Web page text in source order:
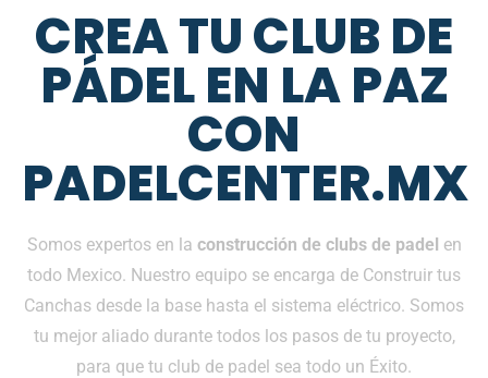
CREA TU CLUB DE
PÁDEL EN LA PAZ
CON
PADELCENTER.MX
Somos expertos en la construcción de clubs de padel en
todo Mexico. Nuestro equipo se encarga de Construir tus
Canchas desde la base hasta el sistema eléctrico. Somos
tu mejor aliado durante todos los pasos de tu proyecto,
para que tu club de padel sea todo un Éxito.